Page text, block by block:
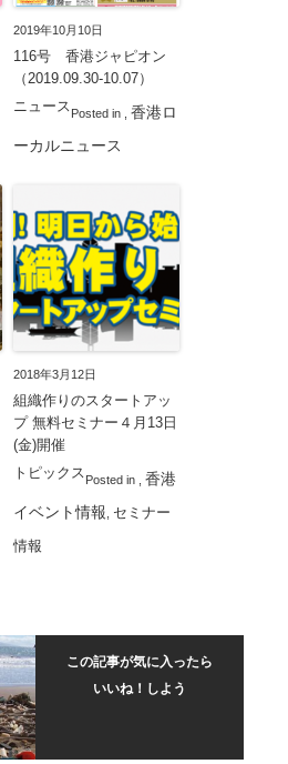
2019年10月10日
116号 香港ジャピオン
（2019.09.30-10.07）
Posted in
ニュース
香港ロ
ーカルニュース
2018年3月12日
組織作りのスタートアッ
プ 無料セミナー４月13日
(金)開催
Posted in
トピックス
香港
イベント情報 セミナー
情報
この記事が気に入ったら
いいね！しよう